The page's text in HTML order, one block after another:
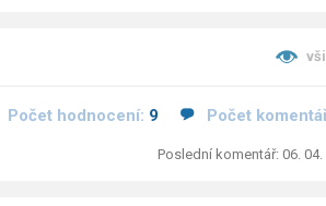
Počet hodnocení: 9 Počet
Poslední komentář: 06. 04.